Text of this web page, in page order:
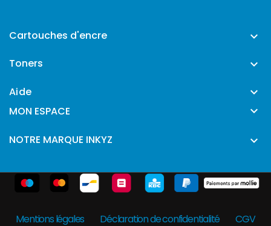
Cartouches d'encre 
Toners 
Aide 
MON ESPACE 
NOTRE MARQUE INKYZ 
Mentions légales Déclaration de confidentialité CGV